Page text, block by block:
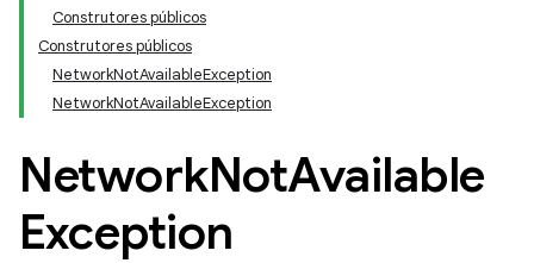
Construtores públicos
Construtores públicos
NetworkNotAvailableException
NetworkNotAvailableException
NetworkNotAvailable
Exception